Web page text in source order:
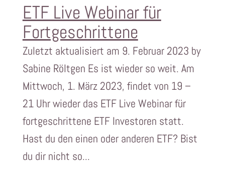
ETF Live Webinar für
Fortgeschrittene
Zuletzt aktualisiert am 9. Februar 2023 by
Sabine Röltgen Es ist wieder so weit. Am
Mittwoch, 1. März 2023, findet von 19 –
21 Uhr wieder das ETF Live Webinar für
fortgeschrittene ETF Investoren statt.
Hast du den einen oder anderen ETF? Bist
du dir nicht so...